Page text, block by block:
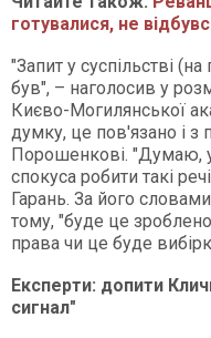
готувалися, не
"Запит у суспільстві (на
був", – наголосив у
Києво-Могилянської
думку, це пов'язано і з
Порошенкові. "Думаю,
спокуса робити такі
Гарань. За його
тому, "буде це
права чи це буде
Експерти: допити
сигнал"